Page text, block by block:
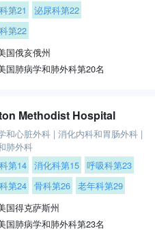
第21
泌尿科第22
第22
国俄亥俄州
国肺病学和肺外科第20名
Methodist Hospital
和心脏外科 |消化内科和胃肠外科 |
肺外科
第14 消化科第15 呼吸科第23
第24 骨科第26 老年科第29
国得克萨斯州
国肺病学和肺外科第23名